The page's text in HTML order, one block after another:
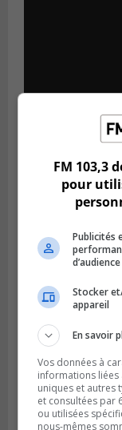
Publié le 5 août
La SQ lance
retrouver
BOUCHERVILLE
Publié le 5 août
FM 103,3
pour
Publicités
Stocker
appareil
En savoir
Vos données à
informations
uniques et autres
et consultées par
ou utilisées
nous-mêmes